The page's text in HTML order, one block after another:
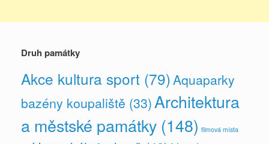
Druh památky
Akce kultura sport (79)Aquaparky
bazény koupaliště (33)Architektura
a městské památky (148) filmová místa